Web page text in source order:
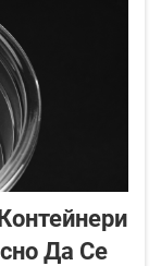
Да Се